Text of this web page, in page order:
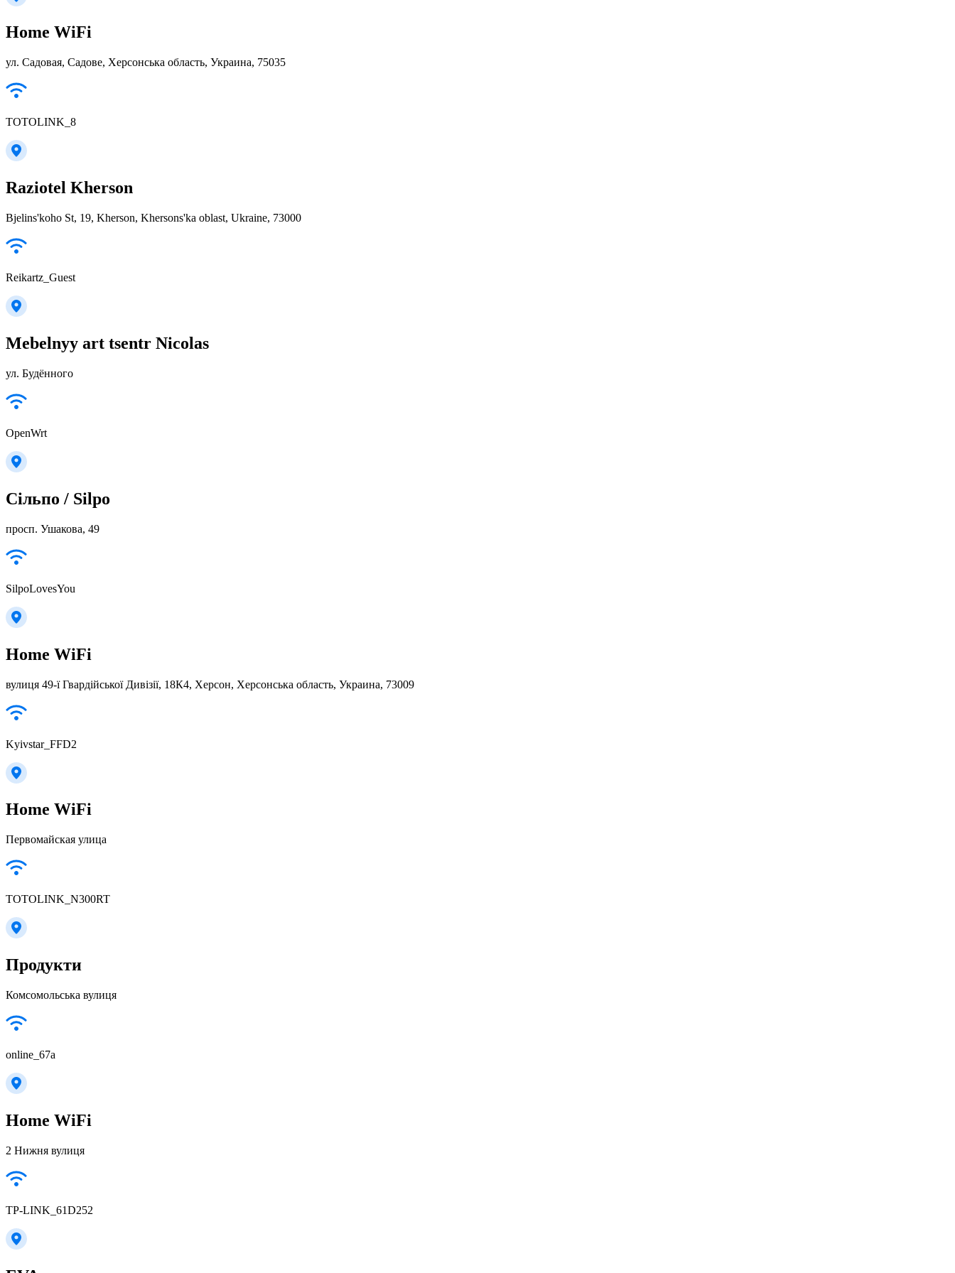
Home WiFi
ул. Садовая, Садове, Херсонська область, Украина, 75035
TOTOLINK_8
Raziotel Kherson
Bjelins'koho St, 19, Kherson, Khersons'ka oblast, Ukraine, 73000
Reikartz_Guest
Mebelnyy art tsentr Nicolas
ул. Будённого
OpenWrt
Сільпо / Silpo
просп. Ушакова, 49
SilpoLovesYou
Home WiFi
вулиця 49-ї Гвардійської Дивізії, 18К4, Херсон, Херсонська область, Украина, 73009
Kyivstar_FFD2
Home WiFi
Первомайская улица
TOTOLINK_N300RT
Продукти
Комсомольська вулиця
online_67a
Home WiFi
2 Нижня вулиця
TP-LINK_61D252